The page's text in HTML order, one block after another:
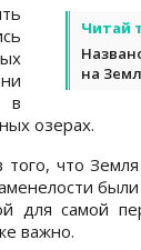
Читай
на
в
озерах.
того, что
для самой
важно.